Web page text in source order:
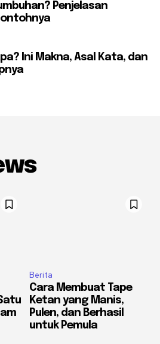
Penjelasan
Ini Makna, Asal Kata, dan
Berita
Cara Membuat Tape
Ketan yang Manis,
Pulen, dan Berhasil
untuk Pemula